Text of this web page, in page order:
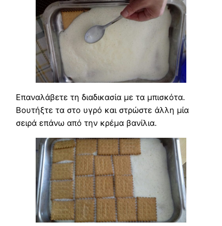
Επαναλάβετε τη διαδικασία με τα μπισκότα.
Βουτήξτε τα στο υγρό και στρώστε άλλη μία
σειρά επάνω από την κρέμα βανίλια.